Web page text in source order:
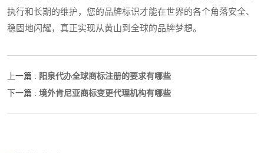
执行和长期的维护，您的品牌标识才能在世界的各个角落安全、
稳固地闪耀，真正实现从黄山到全球的品牌梦想。
上一篇 : 阳泉代办全球商标注册的要求有哪些
下一篇 : 境外肯尼亚商标变更代理机构有哪些